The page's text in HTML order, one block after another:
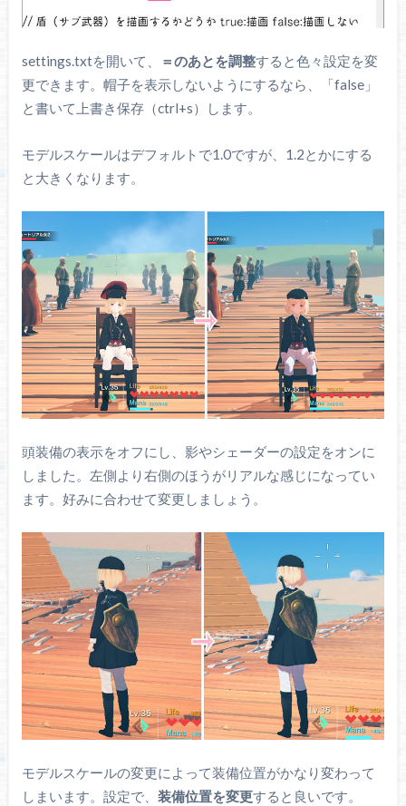
settings.txtを開いて、 ＝のあとを調整すると色々設定を変
更できます。帽子を表示しないようにするなら、「false」
と書いて上書き保存（ctrl+s）します。
モデルスケールはデフォルトで1.0ですが、1.2とかにする
と大きくなります。
頭装備の表示をオフにし、影やシェーダーの設定をオンに
しました。左側より右側のほうがリアルな感じになってい
ます。好みに合わせて変更しましょう。
モデルスケールの変更によって装備位置がかなり変わって
しまいます。設定で、 装備位置を変更すると良いです。